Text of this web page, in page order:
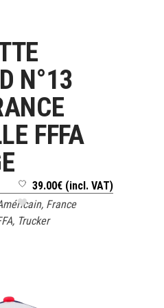
LA SUITE
N°13
FFFA
39.00€ (incl. VAT)
, France
, Trucker